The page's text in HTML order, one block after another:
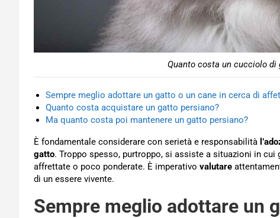
Quanto costa un cucciolo di
Sempre meglio adottare un gatto o un cane in cerca di
Quanto costa acquistare un gatto persiano?
Ma quanto costa poi mantenere un gatto persiano?
È fondamentale considerare con serietà e responsabilità
gatto. Troppo spesso, purtroppo, si assiste a situazioni in cui
affrettate o poco ponderate. È imperativo valutare
di un essere vivente.
Sempre meglio adottare un